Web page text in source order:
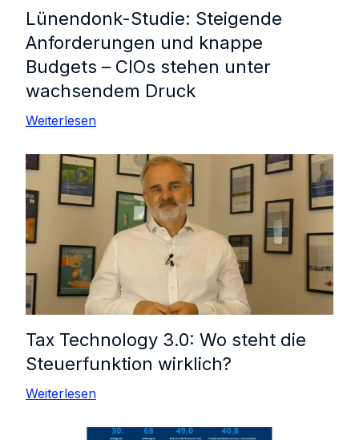
Lünendonk-Studie: Steigende
Anforderungen und knappe
Budgets – CIOs stehen unter
wachsendem Druck
Weiterlesen
Tax Technology 3.0: Wo steht die
Steuerfunktion wirklich?
Weiterlesen